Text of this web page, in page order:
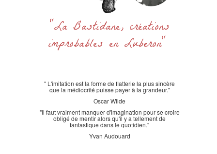
"La Bastidane, créations
improbables en Luberon"
" L'imitation est la forme de flatterie la plus sincère
que la médiocrité puisse payer à la grandeur."
Oscar Wilde
"Il faut vraiment manquer d'imagination pour se croire
obligé de mentir alors qu'il y a tellement de
fantastique dans le quotidien."
Yvan Audouard